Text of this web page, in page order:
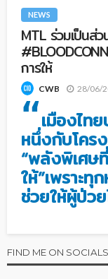
NEWS
MTL ร่วมเป็นส่
การให้
CWB 28/06/
“เมืองไท
หนึ่งกับโคร
“พลังพิเศ
ให้”เพราะ
ช่วยให้ผู้ป่ว
FIND ME ON SOCIALS